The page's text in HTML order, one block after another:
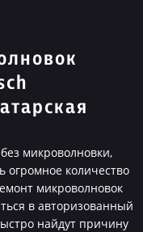
микроволновки,
огромное количество
микроволновок
в авторизованный
найдут причину